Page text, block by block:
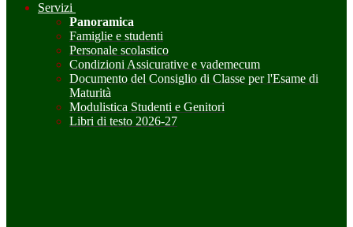
Servizi
Panoramica
Famiglie e studenti
Personale scolastico
Condizioni Assicurative e vademecum
Documento del Consiglio di Classe per l'Esame di
Maturità
Modulistica Studenti e Genitori
Libri di testo 2026-27